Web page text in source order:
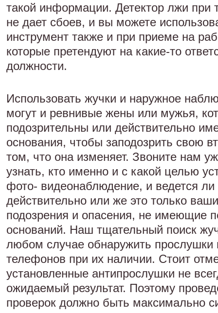
такой информации. Детектор лжи при
не дает сбоев, и вы можете
инструмент также и при приеме на
которые претендуют на какие-то
должности.
Использовать жучки и наружное
могут и ревнивые жены или мужья,
подозрительны или действительно
основания, чтобы заподозрить свою
том, что она изменяет. Звоните нам
узнать, кто именно и с какой целью
фото- видеонаблюдение, и ведется ли
действительно или же это только
подозрения и опасения, не имеющие
оснований. Наш тщательный поиск
любом случае обнаружить
телефонов при их наличии. Стоит
установленные антипрослушки не
ожидаемый результат. Поэтому
проверок должно быть максимально